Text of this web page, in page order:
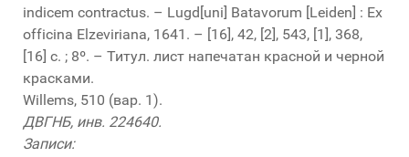
indicem contractus. – Lugd[uni] Batavorum [Leiden] : Ex
officina Elzeviriana, 1641. – [16], 42, [2], 543, [1], 368,
[16] с. ; 8º. – Титул. лист напечатан красной и черной
красками.
Willems, 510 (вар. 1).
ДВГНБ, инв. 224640.
Записи: